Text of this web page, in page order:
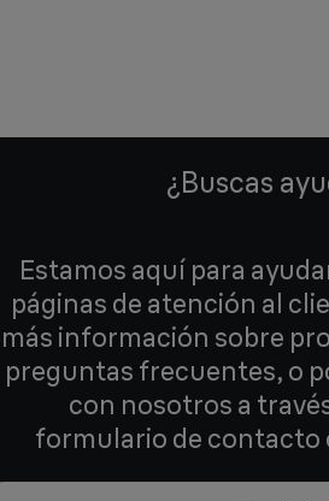
¿Buscas
Estamos aquí para
páginas de atención al
más información sobre
preguntas frecuentes, o
con nosotros a
formulario de contacto